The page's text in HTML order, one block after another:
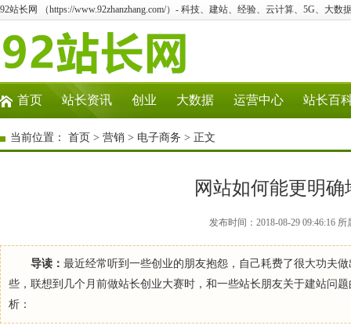
92站长网 （https://www.92zhanzhang.com/）- 科技、建站、经验、云计算、5G、大数
首页 站长资讯 创业 大数据 运营中心 站长百
当前位置： 首页 > 营销 > 电子商务 > 正文
网站如何能更明
发布时间：2018-08-29 09:46:16
导读： 最近经常听到一些创业的朋友抱怨，自己耗费了很大功夫
些，联想到几个月前做站长创业大赛时，和一些站长朋友关于建站问
析：